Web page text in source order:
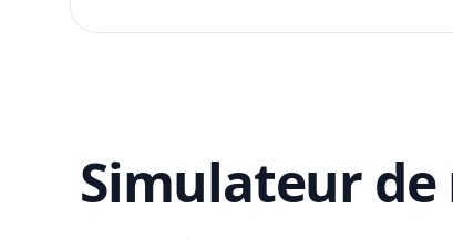
Simulateur de